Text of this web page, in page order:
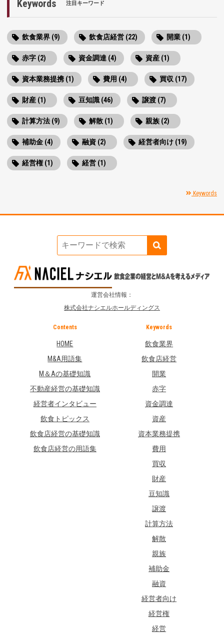
Keywords 注目キーワード
飲食業界 (9) 飲食店経営 (22) 開業 (1)
赤字 (2) 資金調達 (4) 資産 (1)
資本業務提携 (1) 費用 (4) 買収 (17)
財産 (1) 豆知識 (46) 譲渡 (7)
計算方法 (9) 解散 (1) 親族 (2)
補助金 (4) 融資 (2) 経営者向け (19)
経営権 (1) 経営 (1)
Keywords
運営会社情報：
株式会社ナシエルホールディングス
Contents
HOME
M&A用語集
M＆Aの基礎知識
不動産経営の基礎知識
経営者インタビュー
飲食トピックス
飲食店経営の基礎知識
飲食店経営の用語集
Keywords
飲食業界
飲食店経営
開業
赤字
資金調達
資産
資本業務提携
費用
買収
財産
豆知識
譲渡
計算方法
解散
親族
補助金
融資
経営者向け
経営権
経営